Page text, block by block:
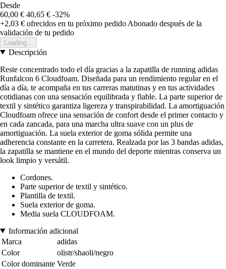
Desde
60,00 € 40,65 € -32%
+2,03 € ofrecidos en tu próximo pedido Abonado después de la
validación de tu pedido
Loading...
Descripción
Reste concentrado todo el día gracias a la zapatilla de running adidas
Runfalcon 6 Cloudfoam. Diseñada para un rendimiento regular en el
día a día, te acompaña en tus carreras matutinas y en tus actividades
cotidianas con una sensación equilibrada y fiable. La parte superior de
textil y sintético garantiza ligereza y transpirabilidad. La amortiguación
Cloudfoam ofrece una sensación de confort desde el primer contacto y
en cada zancada, para una marcha ultra suave con un plus de
amortiguación. La suela exterior de goma sólida permite una
adherencia constante en la carretera. Realzada por las 3 bandas adidas,
la zapatilla se mantiene en el mundo del deporte mientras conserva un
look limpio y versátil.
Cordones.
Parte superior de textil y sintético.
Plantilla de textil.
Suela exterior de goma.
Media suela CLOUDFOAM.
Información adicional
Marca
adidas
Color
olistr/shaoli/negro
Color dominante Verde